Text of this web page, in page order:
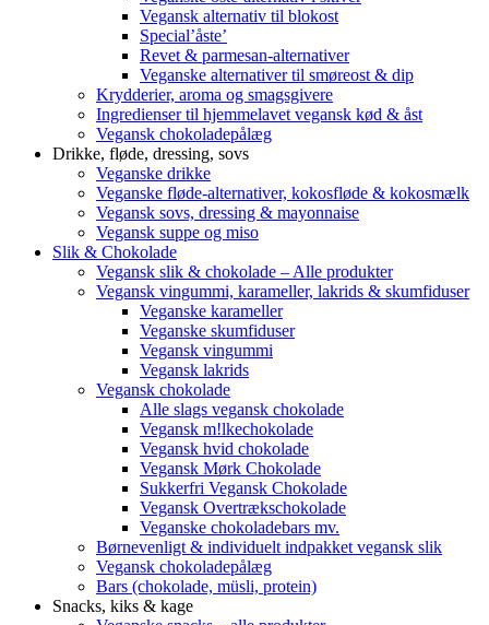
Vegansk alternativ til blokost
Special’åste’
Revet & parmesan-alternativer
Veganske alternativer til smøreost & dip
Krydderier, aroma og smagsgivere
Ingredienser til hjemmelavet vegansk kød & åst
Vegansk chokoladepålæg
Drikke, fløde, dressing, sovs
Veganske drikke
Veganske fløde-alternativer, kokosfløde & kokosmælk
Vegansk sovs, dressing & mayonnaise
Vegansk suppe og miso
Slik & Chokolade
Vegansk slik & chokolade – Alle produkter
Vegansk vingummi, karameller, lakrids & skumfiduser
Veganske karameller
Veganske skumfiduser
Vegansk vingummi
Vegansk lakrids
Vegansk chokolade
Alle slags vegansk chokolade
Vegansk m!lkechokolade
Vegansk hvid chokolade
Vegansk Mørk Chokolade
Sukkerfri Vegansk Chokolade
Vegansk Overtrækschokolade
Veganske chokoladebars mv.
Børnevenligt & individuelt indpakket vegansk slik
Vegansk chokoladepålæg
Bars (chokolade, müsli, protein)
Snacks, kiks & kage